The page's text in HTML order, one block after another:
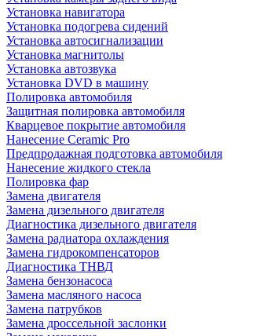
Установка навигатора
Установка подогрева сидений
Установка автосигнализации
Установка магнитолы
Установка автозвука
Установка DVD в машину
Полировка автомобиля
Защитная полировка автомобиля
Кварцевое покрытие автомобиля
Нанесение Ceramic Pro
Предпродажная подготовка автомобиля
Нанесение жидкого стекла
Полировка фар
Замена двигателя
Замена дизельного двигателя
Диагностика дизельного двигателя
Замена радиатора охлаждения
Замена гидрокомпенсаторов
Диагностика ТНВД
Замена бензонасоса
Замена масляного насоса
Замена патрубков
Замена дроссельной заслонки